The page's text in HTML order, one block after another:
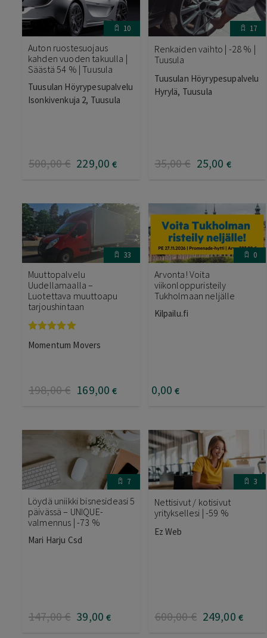
10
Auton ruostesuojaus
kahden vuoden takuulla |
Säästä 54 % | Tuusula
Tuusulan Höyrypesupalvelu
Isonkivenkuja 2, Tuusula
500,00€ 229,00 €
17
Renkaiden vaihto | -28 % |
Tuusula
Tuusulan Höyrypesupalvelu
Hyrylä, Tuusula
35,00€ 25,00 €
33
Muuttopalvelu
Uudellamaalla –
Luotettava muuttoapu
tarjoushintaan
tuotteesta:
Momentum Movers
198,00€ 169,00 €
0
Arvonta! Voita
viikonloppuristeily
Tukholmaan neljälle
Kilpailu.fi
0,00 €
7
Löydä uniikki bisnesideasi 5
päivässä – UNIQUE-
valmennus | -73 %
Mari Harju Csd
147,00€ 39,00 €
3
Nettisivut / kotisivut
yrityksellesi | -59 %
Ez Web
600,00€ 249,00 €